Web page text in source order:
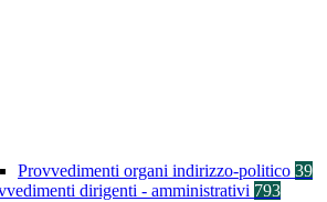
Provvedimenti organi indirizzo-politico 39
dirigenti - amministrativi 793